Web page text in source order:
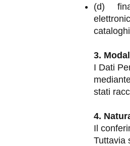
(d)
3.
I Dati
stati
4.
Il
Tuttavia